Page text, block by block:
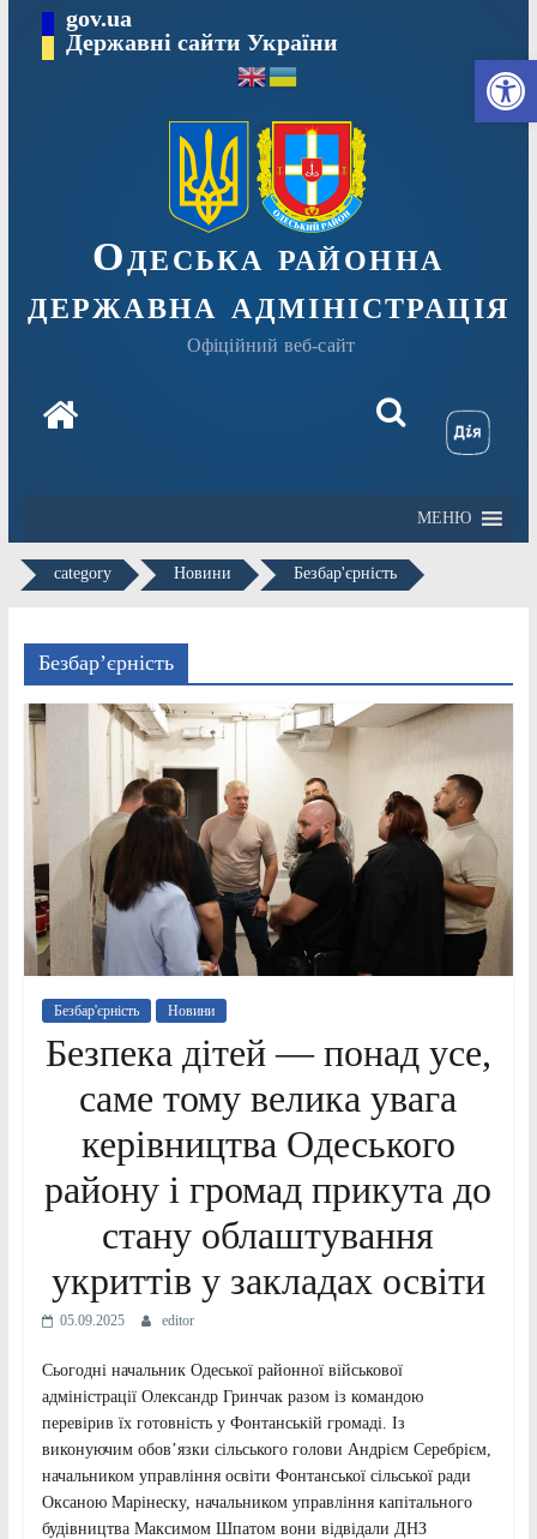
Перейтиgov.ua
Державні сайти України
Одеська районна
державна адміністрація
Офіційний веб-сайт
МЕНЮ
category Новини Безбар'єрність
Безбар’єрність
Безбар'єрність Новини
Безпека дітей — понад усе,
саме тому велика увага
керівництва Одеського
району і громад прикута до
стану облаштування
укриттів у закладах освіти
05.09.2025 editor
Сьогодні начальник Одеської районної військової
адміністрації Олександр Гринчак разом із командою
перевірив їх готовність у Фонтанській громаді. Із
виконуючим обов’язки сільського голови Андрієм Серебрієм,
начальником управління освіти Фонтанської сільської ради
Оксаною Марінеску, начальником управління капітального
будівництва Максимом Шпатом вони відвідали ДНЗ